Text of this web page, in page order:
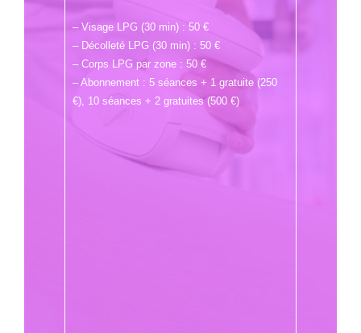
– Visage LPG (30 min) : 50 €
– Décolleté LPG (30 min) : 50 €
– Corps LPG par zone : 50 €
– Abonnement : 5 séances + 1 gratuite (250
€), 10 séances + 2 gratuites (500 €)